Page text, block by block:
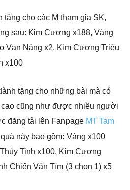
tặng cho các M tham gia SK,
sau: Kim Cương x188, Vàng
Vạn Năng x2, Kim Cương Triệu
x100
tặng cho những bài mà có
cũng như được nhiều người
đăng tải lên Fanpage MT Tam
này bao gồm: Vàng x100
Tinh x100, Kim Cương
Chiến Văn Tím (3 chọn 1) x5